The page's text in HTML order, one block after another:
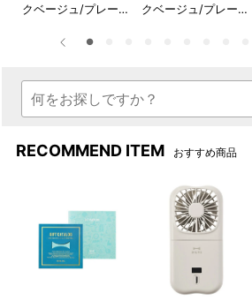
保温・保冷効果の高いステン
レス製の真空二重構造です。
フタ付
ドサイ
クベージュ/プレート
クベージュ/プレート
RECOMMEND ITEM おすすめ商品